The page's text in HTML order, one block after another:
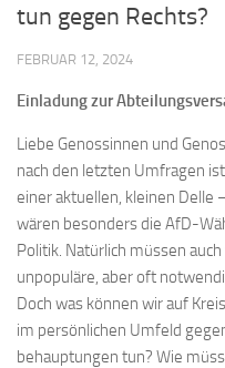
tun gegen Rechts?
FEBRUAR 12, 2024
Einladung zur
Liebe Genossinnen und
nach den letzten Umfragen
einer aktuellen, kleinen Delle
wären besonders die AfD-
Politik. Natürlich müssen
unpopuläre, aber oft
Doch was können wir auf
im persönlichen Umfeld
behauptungen tun? Wie